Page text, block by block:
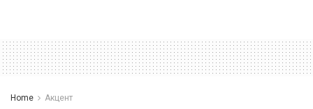
Home Акцент